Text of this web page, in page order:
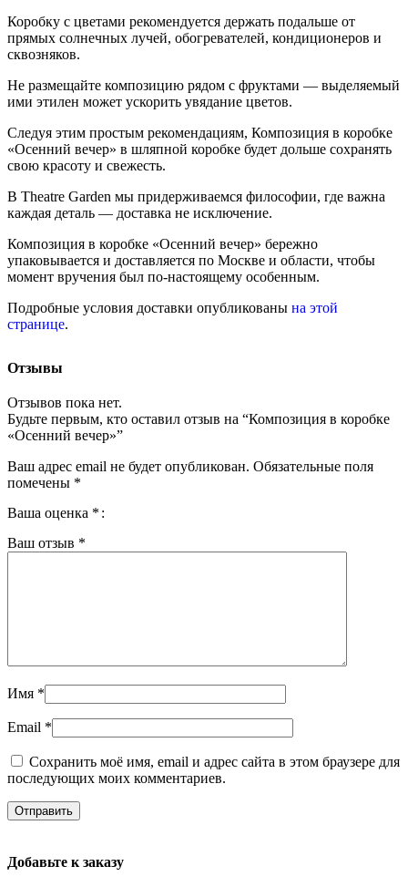
Коробку с цветами рекомендуется держать подальше от
прямых солнечных лучей, обогревателей, кондиционеров и
сквозняков.
Не размещайте композицию рядом с фруктами — выделяемый
ими этилен может ускорить увядание цветов.
Следуя этим простым рекомендациям, Композиция в коробке
«Осенний вечер» в шляпной коробке будет дольше сохранять
свою красоту и свежесть.
В Theatre Garden мы придерживаемся философии, где важна
каждая деталь — доставка не исключение.
Композиция в коробке «Осенний вечер» бережно
упаковывается и доставляется по Москве и области, чтобы
момент вручения был по-настоящему особенным.
Подробные условия доставки опубликованы на этой
странице.
Отзывы
Отзывов пока нет.
Будьте первым, кто оставил отзыв на “Композиция в коробке
«Осенний вечер»”
Ваш адрес email не будет опубликован. Обязательные поля
помечены *
Ваша оценка *
Ваш отзыв *
Имя *
Email *
Сохранить моё имя, email и адрес сайта в этом браузере для
последующих моих комментариев.
Добавьте к заказу